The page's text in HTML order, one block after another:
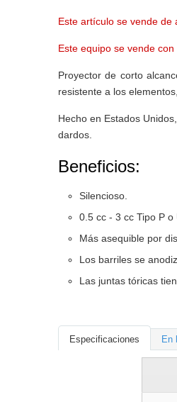
Este artículo se vende de
Este equipo se vende
Proyector de corto
resistente a los
Hecho en Estados
dardos.
Beneficios:
Silencioso.
0.5 cc - 3 cc Tipo P o
Más asequible por
Los barriles se
Las juntas tóricas
Especificaciones En